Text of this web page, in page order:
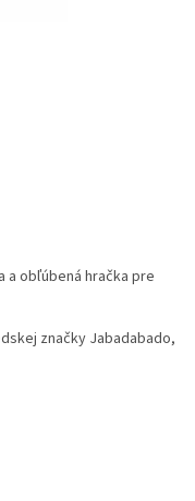
a obľúbená hračka pre
značky Jabadabado,